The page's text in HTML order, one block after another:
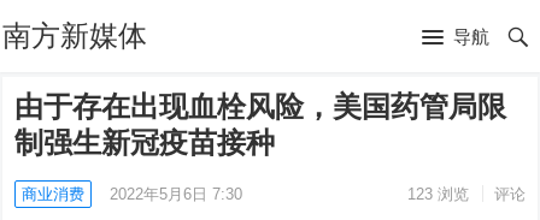
南方新媒体 导航
由于存在出现血栓风险，美国药管局限
制强生新冠疫苗接种
商业消费 2022年5月6日 7:30 123浏览 评论